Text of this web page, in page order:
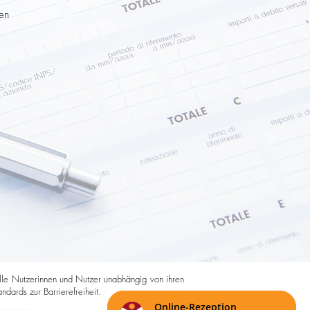
Nutzerinnen und Nutzer unabhängig von ihren
zur Barrierefreiheit.